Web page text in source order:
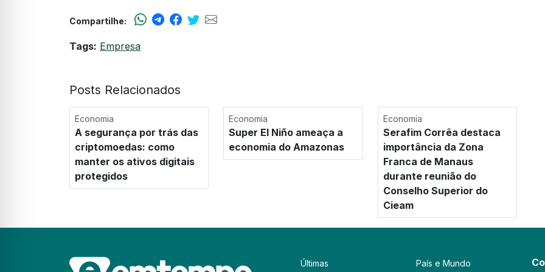
Compartilhe:
Tags: Empresa
Posts Relacionados
Economia
A segurança por trás das
criptomoedas: como
manter os ativos digitais
protegidos
Economia
Super El Niño ameaça a
economia do Amazonas
Economia
Serafim Corrêa destaca
importância da Zona
Franca de Manaus
durante reunião do
Conselho Superior do
Cieam
Últimas País e Mundo